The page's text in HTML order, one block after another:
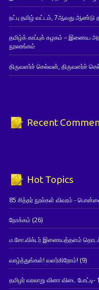
நட்பு தமிழ் வட்டம், 7ஆவது ஆண்டு
தமிழ்க் காப்புக் கழகம் – இணைய
நூலரங்கம்
திருவளர்ச் செல்வன், திருவளர்ச்
Recent
Hot Topics
85 சித்தர் நூல்கள் விவரம் -
நோக்கம் (26)
ம.சோ.விக்டர் இணையத்தளம்
வாழ்த்துங்கள்! வளர்கிறோம்! (9)
தமிழர் வரலாறு வினா விடை